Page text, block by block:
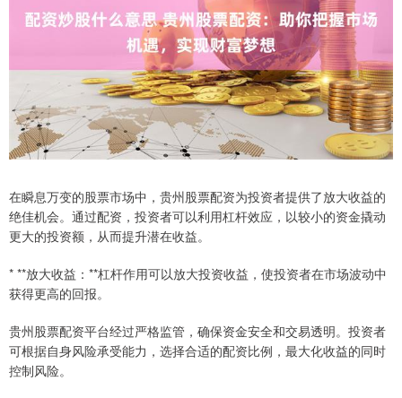
在瞬息万变的股票市场中，贵州股票配资为投资者提供了放大收益的
绝佳机会。通过配资，投资者可以利用杠杆效应，以较小的资金撬动
更大的投资额，从而提升潜在收益。
* **放大收益：**杠杆作用可以放大投资收益，使投资者在市场波动中
获得更高的回报。
贵州股票配资平台经过严格监管，确保资金安全和交易透明。投资者
可根据自身风险承受能力，选择合适的配资比例，最大化收益的同时
控制风险。